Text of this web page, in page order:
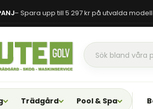
– Spara upp till 5 297 kr på utvalda
Trädgård Pool & Spa